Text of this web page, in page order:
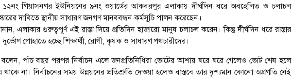
গিয়াসনগর ইউনিয়নের ৯নং ওয়ার্ডের আকবরপুর এলাকায় দীর্ঘদিন ধরে অবহেলিত ও চলাচল
দাবিতে স্থানীয় সাধারণ জনগণ মানববন্ধন কর্মসূচি পালন করেছেন।
এলাকার গুরুত্বপূর্ণ এই রাস্তা দিয়ে প্রতিদিন হাজারো মানুষ চলাচল করেন। কিন্তু দীর্ঘদিন ধরে রাস্তার
পোহাতে হচ্ছে শিক্ষার্থী, রোগী, কৃষক ও সাধারণ পথচারীদের।
পাঁচ বছর পরপর নির্বাচন এলে জনপ্রতিনিধিরা ভোটের আশায় ঘরে ঘরে গেলেও ভোট শেষ হলে
না। নির্বাচনের সময় উন্নয়নের প্রতিশ্রুতি দেওয়া হলেও বাস্তবে তার দৃশ্যমান কোনো অগ্রগতি নেই